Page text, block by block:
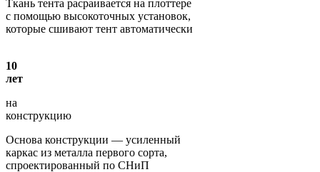
Ткань тента расраивается на плоттере
с помощью высокоточных установок,
которые сшивают тент автоматически
10
лет
на
конструкцию
Основа конструкции — усиленный
каркас из металла первого сорта,
спроектированный по СНиП